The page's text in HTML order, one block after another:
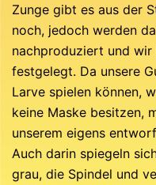
Zunge gibt es aus der
noch, jedoch werden
nachproduziert und wir
festgelegt. Da unsere
Larve spielen können,
keine Maske besitzen,
unserem eigens
Auch darin spiegeln
grau, die Spindel und